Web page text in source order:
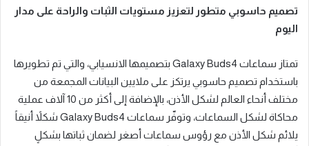
تصميم حاسوبي متطور لتعزيز مستويات الثبات والراحة على مدار
اليوم
تمتاز سماعات Galaxy Buds4 بتصميمها الانسيابي، والتي تم تطويرها
باستخدام تصميم حاسوبي يرتكز على ملايين البيانات المجمعة من
مختلف أنحاء العالم لشكل الأذن، بالإضافة إلى أكثر من 10 آلاف عملية
محاكاة لشكل السماعات، وتوفّر سماعات Galaxy Buds4 شكلاً أنيقاً
يلائم شكل الأذن مع رؤوس سماعات أصغر لضمان ثباتها بشكلٍ